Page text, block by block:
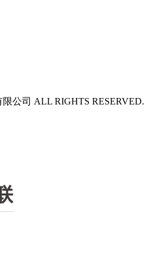
公司 ALL RIGHTS RESERVED.